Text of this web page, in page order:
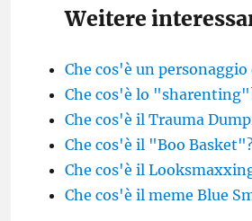
Weitere
Che cos'è un
Che cos'è lo
Che cos'è il Trauma
Che cos'è il "Boo
Che cos'è il
Che cos'è il meme Blue